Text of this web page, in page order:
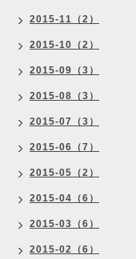
2015-11（2）
2015-10（2）
2015-09（3）
2015-08（3）
2015-07（3）
2015-06（7）
2015-05（2）
2015-04（6）
2015-03（6）
2015-02（6）